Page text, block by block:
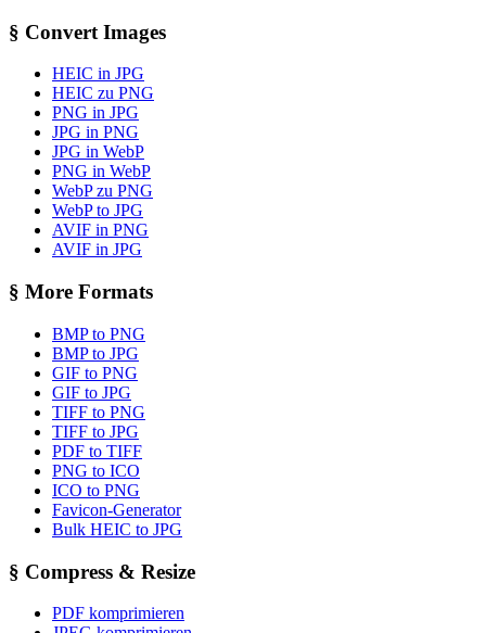
§ Convert Images
HEIC in JPG
HEIC zu PNG
PNG in JPG
JPG in PNG
JPG in WebP
PNG in WebP
WebP zu PNG
WebP to JPG
AVIF in PNG
AVIF in JPG
§ More Formats
BMP to PNG
BMP to JPG
GIF to PNG
GIF to JPG
TIFF to PNG
TIFF to JPG
PDF to TIFF
PNG to ICO
ICO to PNG
Favicon-Generator
Bulk HEIC to JPG
§ Compress & Resize
PDF komprimieren